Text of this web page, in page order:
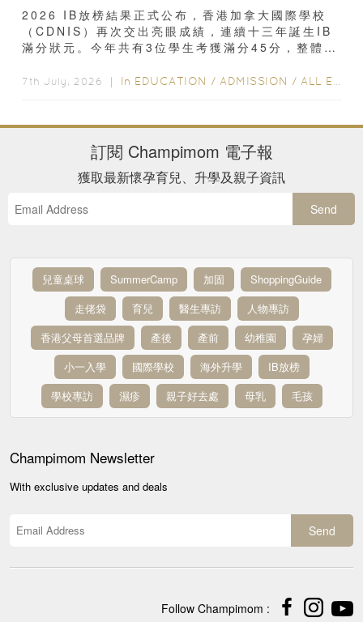
上、公開滿分學霸6個備考心得
2026 IB放榜結果正式公布，香港加拿大國際學校
（CDNIS）再次交出亮眼成績，連續十三年誕生IB
滿分狀元。今年共有3位學生考獲滿分45分，整體平
7th July, 2026 ｜ In EDUCATION / ADMISSION / ALL EDUCATION
訂閱 Champimom 電子報
獲取最新懷孕育兒、升學及親子資訊
Send
兒童桌球 SummerCamp 加固
ShoppingGuide
走佬袋
育兒 醫生專訪
人物專訪
香港父母首選品牌
產後 產前 幼稚園
孕婦
小一入學
國際學校 海外升學
IB放榜
學校專訪
濕疹 親子好去處 母乳 毛孩
Champimom Newsletter
With exclusive updates and deals
Send
Follow Champimom :